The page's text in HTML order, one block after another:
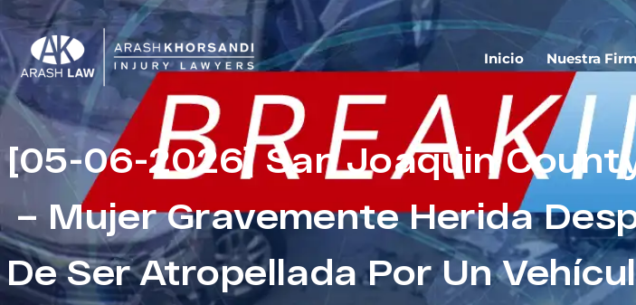
Inicio Nuestra
[05-06-2026] San Joaquin
– Mujer Gravemente Herida
De Ser Atropellada Por Un